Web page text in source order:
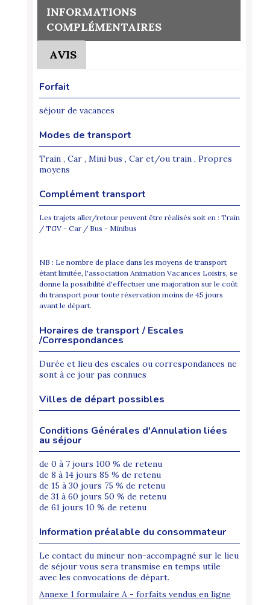
INFORMATIONS
COMPLÉMENTAIRES
AVIS
Forfait
séjour de vacances
Modes de transport
Train , Car , Mini bus , Car et/ou train , Propres
moyens
Complément transport
Les trajets aller/retour peuvent être réalisés soit en : Train
/ TGV - Car / Bus - Minibus
NB : Le nombre de place dans les moyens de transport
étant limitée, l'association Animation Vacances Loisirs, se
donne la possibilité d'effectuer une majoration sur le coût
du transport pour toute réservation moins de 45 jours
avant le départ.
Horaires de transport / Escales
/Correspondances
Durée et lieu des escales ou correspondances ne
sont à ce jour pas connues
Villes de départ possibles
Conditions Générales d'Annulation liées
au séjour
de 0 à 7 jours 100 % de retenu
de 8 à 14 jours 85 % de retenu
de 15 à 30 jours 75 % de retenu
de 31 à 60 jours 50 % de retenu
de 61 jours 10 % de retenu
Information préalable du consommateur
Le contact du mineur non-accompagné sur le lieu
de séjour vous sera transmise en temps utile
avec les convocations de départ.
Annexe 1 formulaire A - forfaits vendus en ligne